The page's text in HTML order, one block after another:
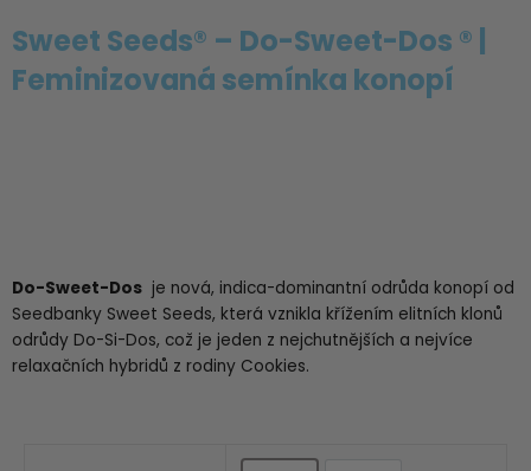
Sweet Seeds® – Do-Sweet-Dos ® |
Feminizovaná semínka konopí
Do-Sweet-Dos je nová, indica-dominantní odrůda konopí od
Seedbanky Sweet Seeds, která vznikla křížením elitních klonů
odrůdy Do-Si-Dos, což je jeden z nejchutnějších a nejvíce
relaxačních hybridů z rodiny Cookies.